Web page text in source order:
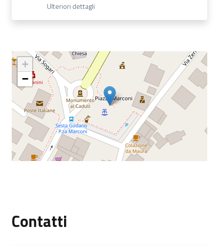
Ulteriori dettagli
+
−
Contatti